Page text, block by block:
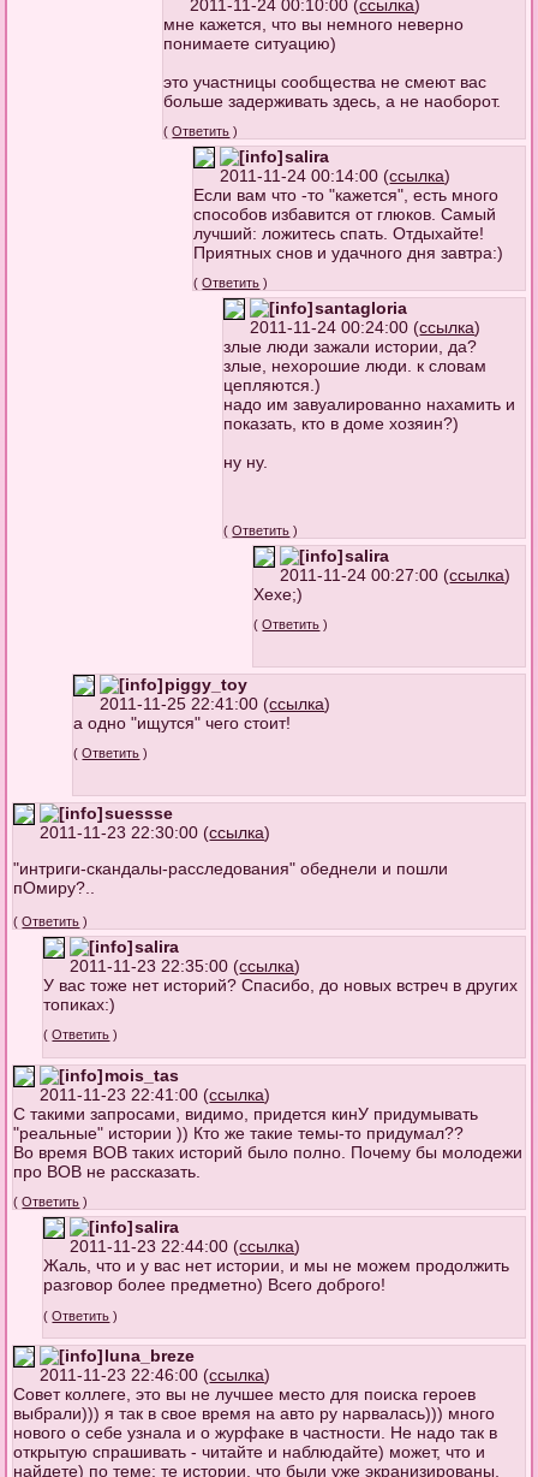
2011-11-24 00:10:00 (ссылка)
мне кажется, что вы немного неверно
понимаете ситуацию)
это участницы сообщества не смеют вас
больше задерживать здесь, а не наоборот.
(Ответить )
salira
2011-11-24 00:14:00 (ссылка)
Если вам что -то "кажется", есть много
способов избавится от глюков. Самый
лучший: ложитесь спать. Отдыхайте!
Приятных снов и удачного дня завтра:)
(Ответить )
santagloria
2011-11-24 00:24:00 (ссылка)
злые люди зажали истории, да?
злые, нехорошие люди. к словам
цепляются.)
надо им завуалированно нахамить и
показать, кто в доме хозяин?)
ну ну.
(Ответить )
salira
2011-11-24 00:27:00 (ссылка)
Хехе;)
(Ответить )
piggy_toy
2011-11-25 22:41:00 (ссылка)
а одно "ищутся" чего стоит!
(Ответить )
suessse
2011-11-23 22:30:00 (ссылка)
"интриги-скандалы-расследования" обеднели и пошли
пОмиру?..
(Ответить )
salira
2011-11-23 22:35:00 (ссылка)
У вас тоже нет историй? Спасибо, до новых встреч в других
топиках:)
(Ответить )
mois_tas
2011-11-23 22:41:00 (ссылка)
С такими запросами, видимо, придется кинУ придумывать
"реальные" истории )) Кто же такие темы-то придумал??
Во время ВОВ таких историй было полно. Почему бы молодежи
про ВОВ не рассказать.
(Ответить )
salira
2011-11-23 22:44:00 (ссылка)
Жаль, что и у вас нет истории, и мы не можем продолжить
разговор более предметно) Всего доброго!
(Ответить )
luna_breze
2011-11-23 22:46:00 (ссылка)
Совет коллеге, это вы не лучшее место для поиска героев
выбрали))) я так в свое время на авто ру нарвалась))) много
нового о себе узнала и о журфаке в частности. Не надо так в
открытую спрашивать - читайте и наблюдайте) может, что и
найдете) по теме: те истории, что были уже экранизированы,